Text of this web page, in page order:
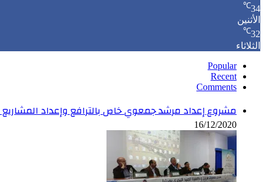
34
℃
الأثنين
32
℃
الثلاثاء
Popular
Recent
Comments
مشروع إعداد مرشد جمعوي خاص بالترافع وإعداد
16/12/2020